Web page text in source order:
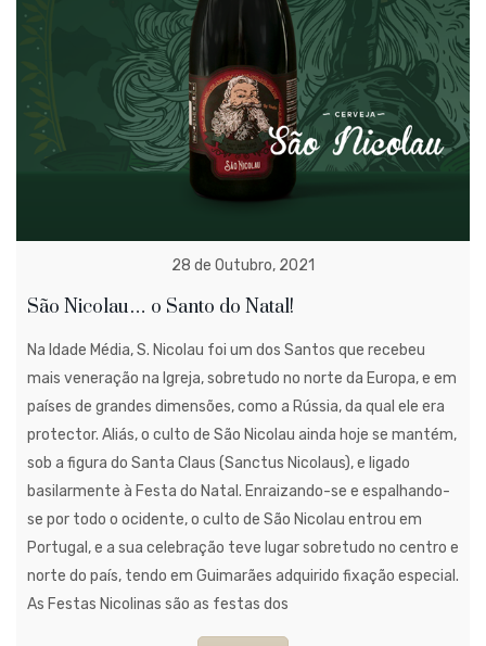
28 de Outubro, 2021
São Nicolau… o Santo do Natal!
Na Idade Média, S. Nicolau foi um dos Santos que recebeu
mais veneração na Igreja, sobretudo no norte da Europa, e em
países de grandes dimensões, como a Rússia, da qual ele era
protector. Aliás, o culto de São Nicolau ainda hoje se mantém,
sob a figura do Santa Claus (Sanctus Nicolaus), e ligado
basilarmente à Festa do Natal. Enraizando-se e espalhando-
se por todo o ocidente, o culto de São Nicolau entrou em
Portugal, e a sua celebração teve lugar sobretudo no centro e
norte do país, tendo em Guimarães adquirido fixação especial.
As Festas Nicolinas são as festas dos